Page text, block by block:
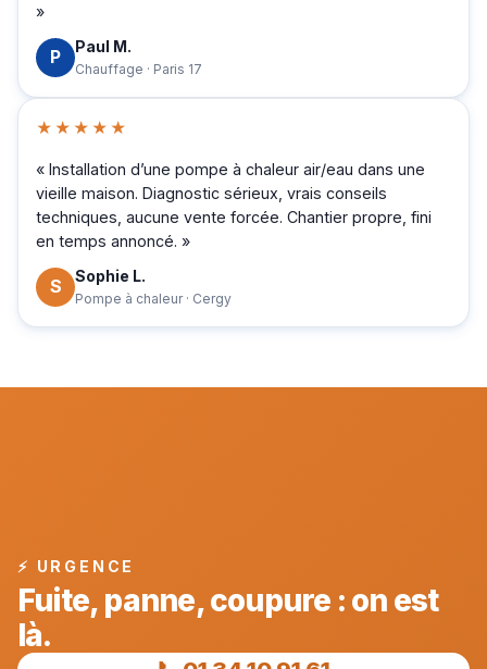
»
P Paul M.
Chauffage · Paris 17
★★★★★
« Installation d’une pompe à chaleur air/eau dans une
vieille maison. Diagnostic sérieux, vrais conseils
techniques, aucune vente forcée. Chantier propre, fini
en temps annoncé. »
S Sophie L.
Pompe à chaleur · Cergy
⚡ URGENCE
Fuite, panne, coupure : on est
là.